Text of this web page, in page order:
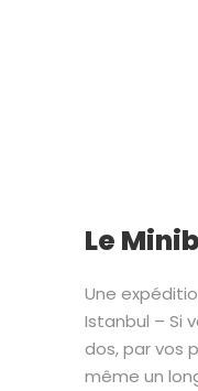
Le
Une
Istanbul – Si
dos, par vos
même un